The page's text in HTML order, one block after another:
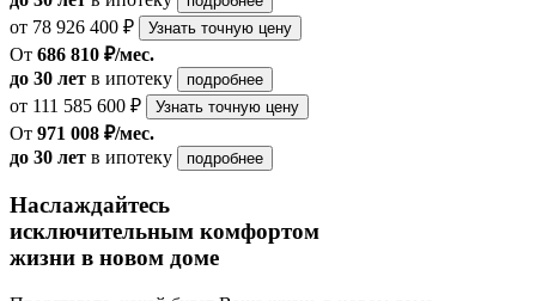
от 78 926 400 ₽ Узнать точную цену
От 686 810 ₽/мес.
до 30 лет в ипотеку подробнее
от 111 585 600 ₽ Узнать точную цену
От 971 008 ₽/мес.
до 30 лет в ипотеку подробнее
Наслаждайтесь
исключительным комфортом
жизни в новом доме